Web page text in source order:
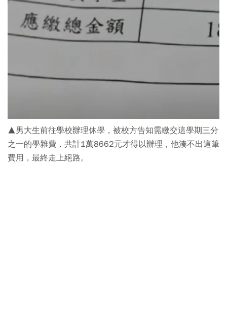
▲男大生前往學校辦理休學，被校方告知需繳交這學期三分
之一的學雜費，共計1萬8662元才得以辦理，他湊不出這筆
費用，最終走上絕路。